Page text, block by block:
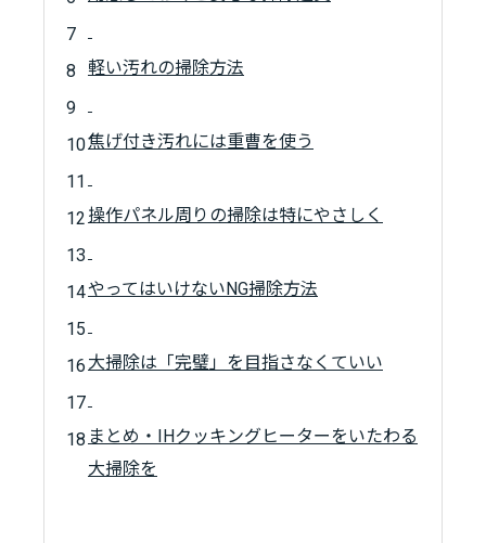
軽い汚れの掃除方法
焦げ付き汚れには重曹を使う
操作パネル周りの掃除は特にやさしく
やってはいけないNG掃除方法
大掃除は「完璧」を目指さなくていい
まとめ・IHクッキングヒーターをいたわる
大掃除を